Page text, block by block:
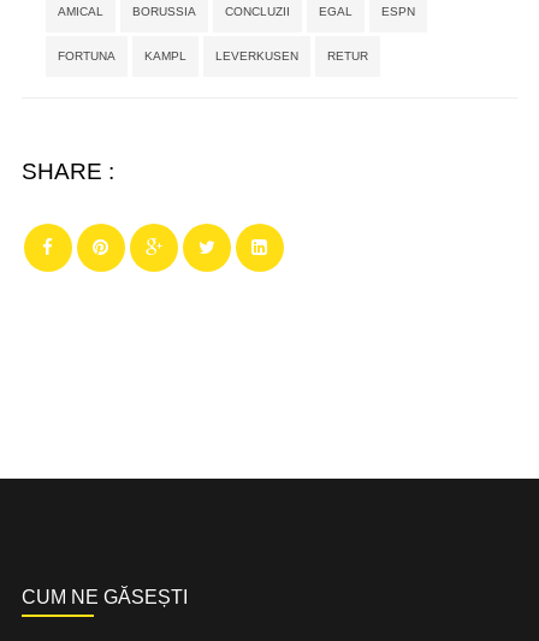
AMICAL BORUSSIA CONCLUZII EGAL ESPN
FORTUNA KAMPL LEVERKUSEN RETUR
SHARE :
CUM NE GĂSEȘTI